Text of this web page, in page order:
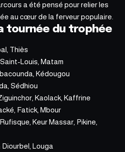
a été pensé pour relier les
au cœur de la ferveur populaire.
tournée du trophée
Thiès
Louis, Matam
Kédougou
Sédhiou
Kaolack, Kaffrine
Fatick, Mbour
Keur Massar, Pikine,
Diourbel, Louga